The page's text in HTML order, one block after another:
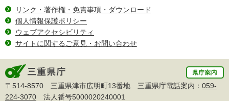
リンク・著作権・免責事項・ダウンロード
個人情報保護ポリシー
ウェブアクセシビリティ
サイトに関するご意見・お問い合わせ
〒514-8570 三重県津市広明町13番地 三重県庁電話案内： 059-
224-3070 法人番号5000020240001